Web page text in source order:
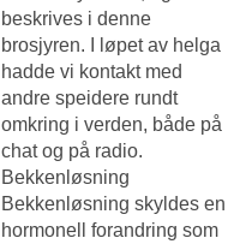
beskrives i denne
brosjyren. I løpet av helga
hadde vi kontakt med
andre speidere rundt
omkring i verden, både på
chat og på radio.
Bekkenløsning
Bekkenløsning skyldes en
hormonell forandring som